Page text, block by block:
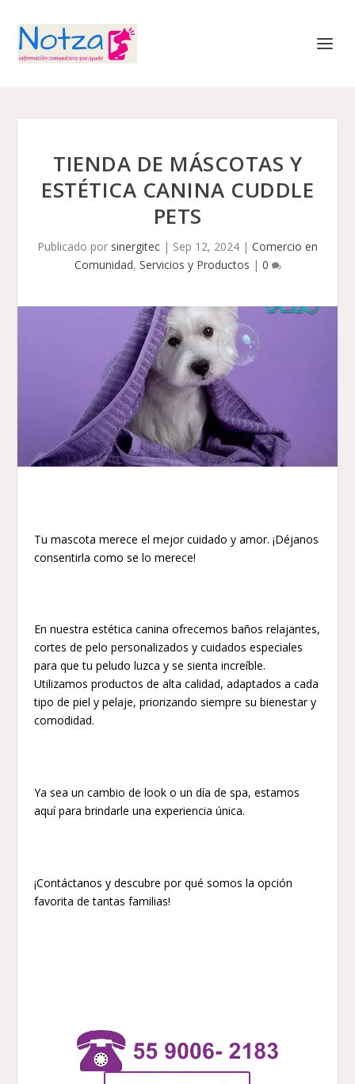
TIENDA DE MÁSCOTAS Y
ESTÉTICA CANINA CUDDLE
PETS
Publicado por sinergitec | Sep 12, 2024 | Comercio en
Comunidad, Servicios y Productos | 0
Tu mascota merece el mejor cuidado y amor. ¡Déjanos
consentirla como se lo merece!
En nuestra estética canina ofrecemos baños relajantes,
cortes de pelo personalizados y cuidados especiales
para que tu peludo luzca y se sienta increíble.
Utilizamos productos de alta calidad, adaptados a cada
tipo de piel y pelaje, priorizando siempre su bienestar y
comodidad.
Ya sea un cambio de look o un día de spa, estamos
aquí para brindarle una experiencia única.
¡Contáctanos y descubre por qué somos la opción
favorita de tantas familias!